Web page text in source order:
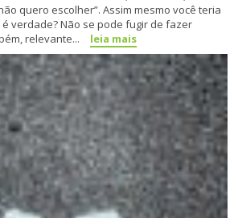
quero escolher”. Assim mesmo você teria
verdade? Não se pode fugir de fazer
relevante...
leia mais